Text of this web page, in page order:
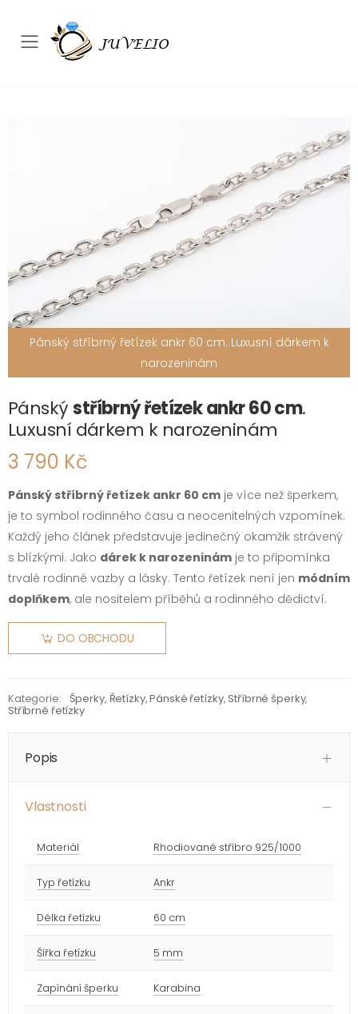
Přepínač mobilního menu
Pánský stříbrný řetízek ankr 60 cm. Luxusní dárkem k
narozeninám
Pánskýstříbrný řetízek ankr 60 cm.
Luxusní dárkem k narozeninám
3 790 Kč
Pánský stříbrný řetízek ankr 60 cm je více než šperkem,
je to symbol rodinného času a neocenitelných vzpomínek.
Každý jeho článek představuje jedinečný okamžik strávený
s blízkými. Jako dárek k narozeninám je to připomínka
trvalé rodinné vazby a lásky. Tento řetízek není jen módním
doplňkem, ale nositelem příběhů a rodinného dědictví.
DO OBCHODU
Kategorie: Šperky, Řetízky,Pánské řetízky,Stříbrné šperky,
Stříbrné řetízky
Popis
Vlastnosti
Materiál Rhodiované stříbro 925/1000
Typ řetízku Ankr
Délka řetízku 60 cm
Šířka řetízku 5 mm
Zapínání šperku Karabina